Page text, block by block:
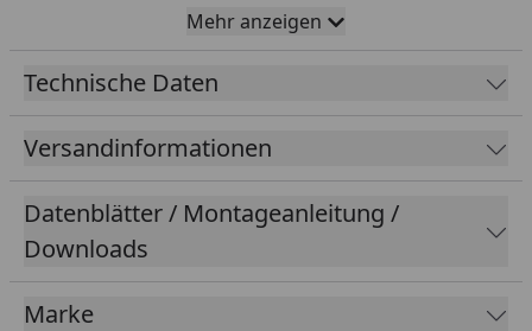
Aluminium, Anthrazit, Grau
Bodenbefestigung:OSMO Pfostenanker für
Aluminiumpfosten (zum Einbetonieren oder
Aufschrauben)
Den Pfostenträger finden Sie im Zubehör.
Gestalte deinen Zaun ganz einfach! Mit unserem
Osmo Sichtblenden-Konfigurator findest du deine
perfekte Lösung und legst sie direkt in den
Warenkorb.
Mehr anzeigen
Technische Daten
Versandinformationen
Datenblätter / Montageanleitung /
Downloads
Marke